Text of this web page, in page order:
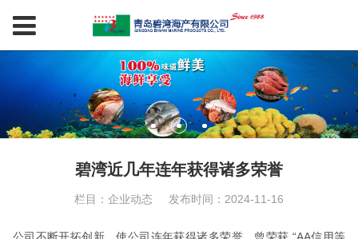
碧湾近几年连年获得诸多荣誉
栏目：企业动态 发布时间：2024-11-16